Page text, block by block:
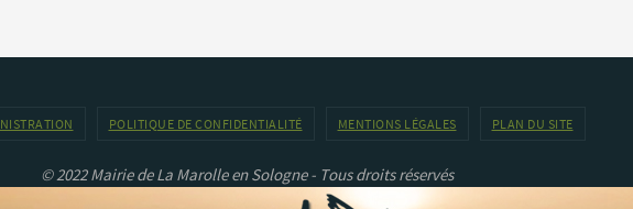
POLITIQUE DE CONFIDENTIALITÉ MENTIONS LÉGALES PLAN DU SITE
© 2022 Mairie de La Marolle en Sologne - Tous droits réservés